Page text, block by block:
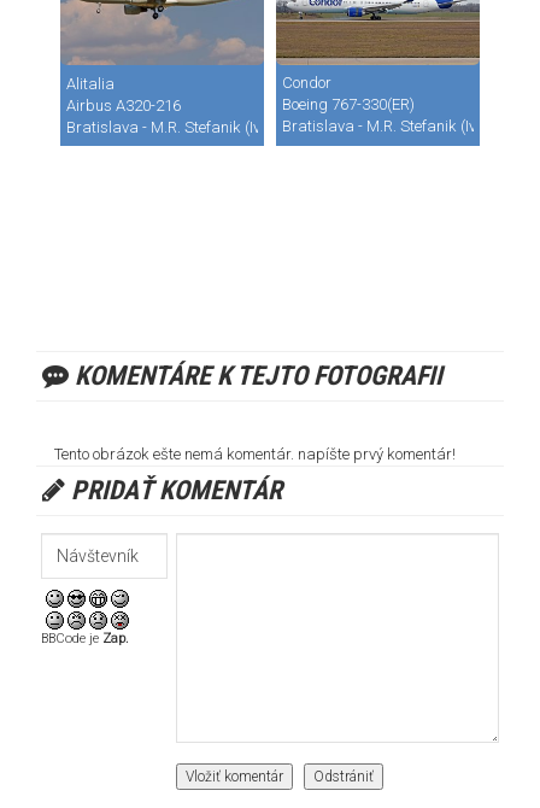
Alitalia
Airbus A320-216
Bratislava - M.R. Stefanik (Ivanka) (BTS / LZIB)
Condor
Boeing 767-330(ER)
Bratislava - M.R. Stefanik (Ivanka)
KOMENTÁRE K TEJTO FOTOGRAFII
Tento obrázok ešte nemá komentár. napíšte prvý komentár!
PRIDAŤ KOMENTÁR
BBCode je Zap.